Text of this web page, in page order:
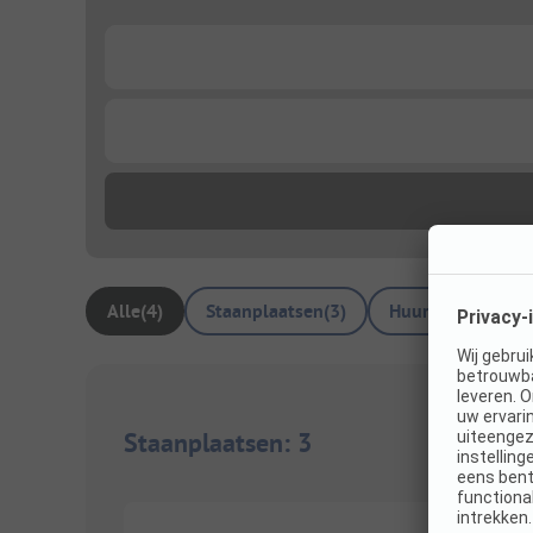
Alle(4) Staanplaatsen(3)
Staanplaatsen: 3 1/6